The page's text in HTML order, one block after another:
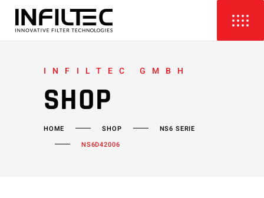
INFILTEC GMBH
SHOP
HOME SHOP
NS6 SERIE
NS6D42006